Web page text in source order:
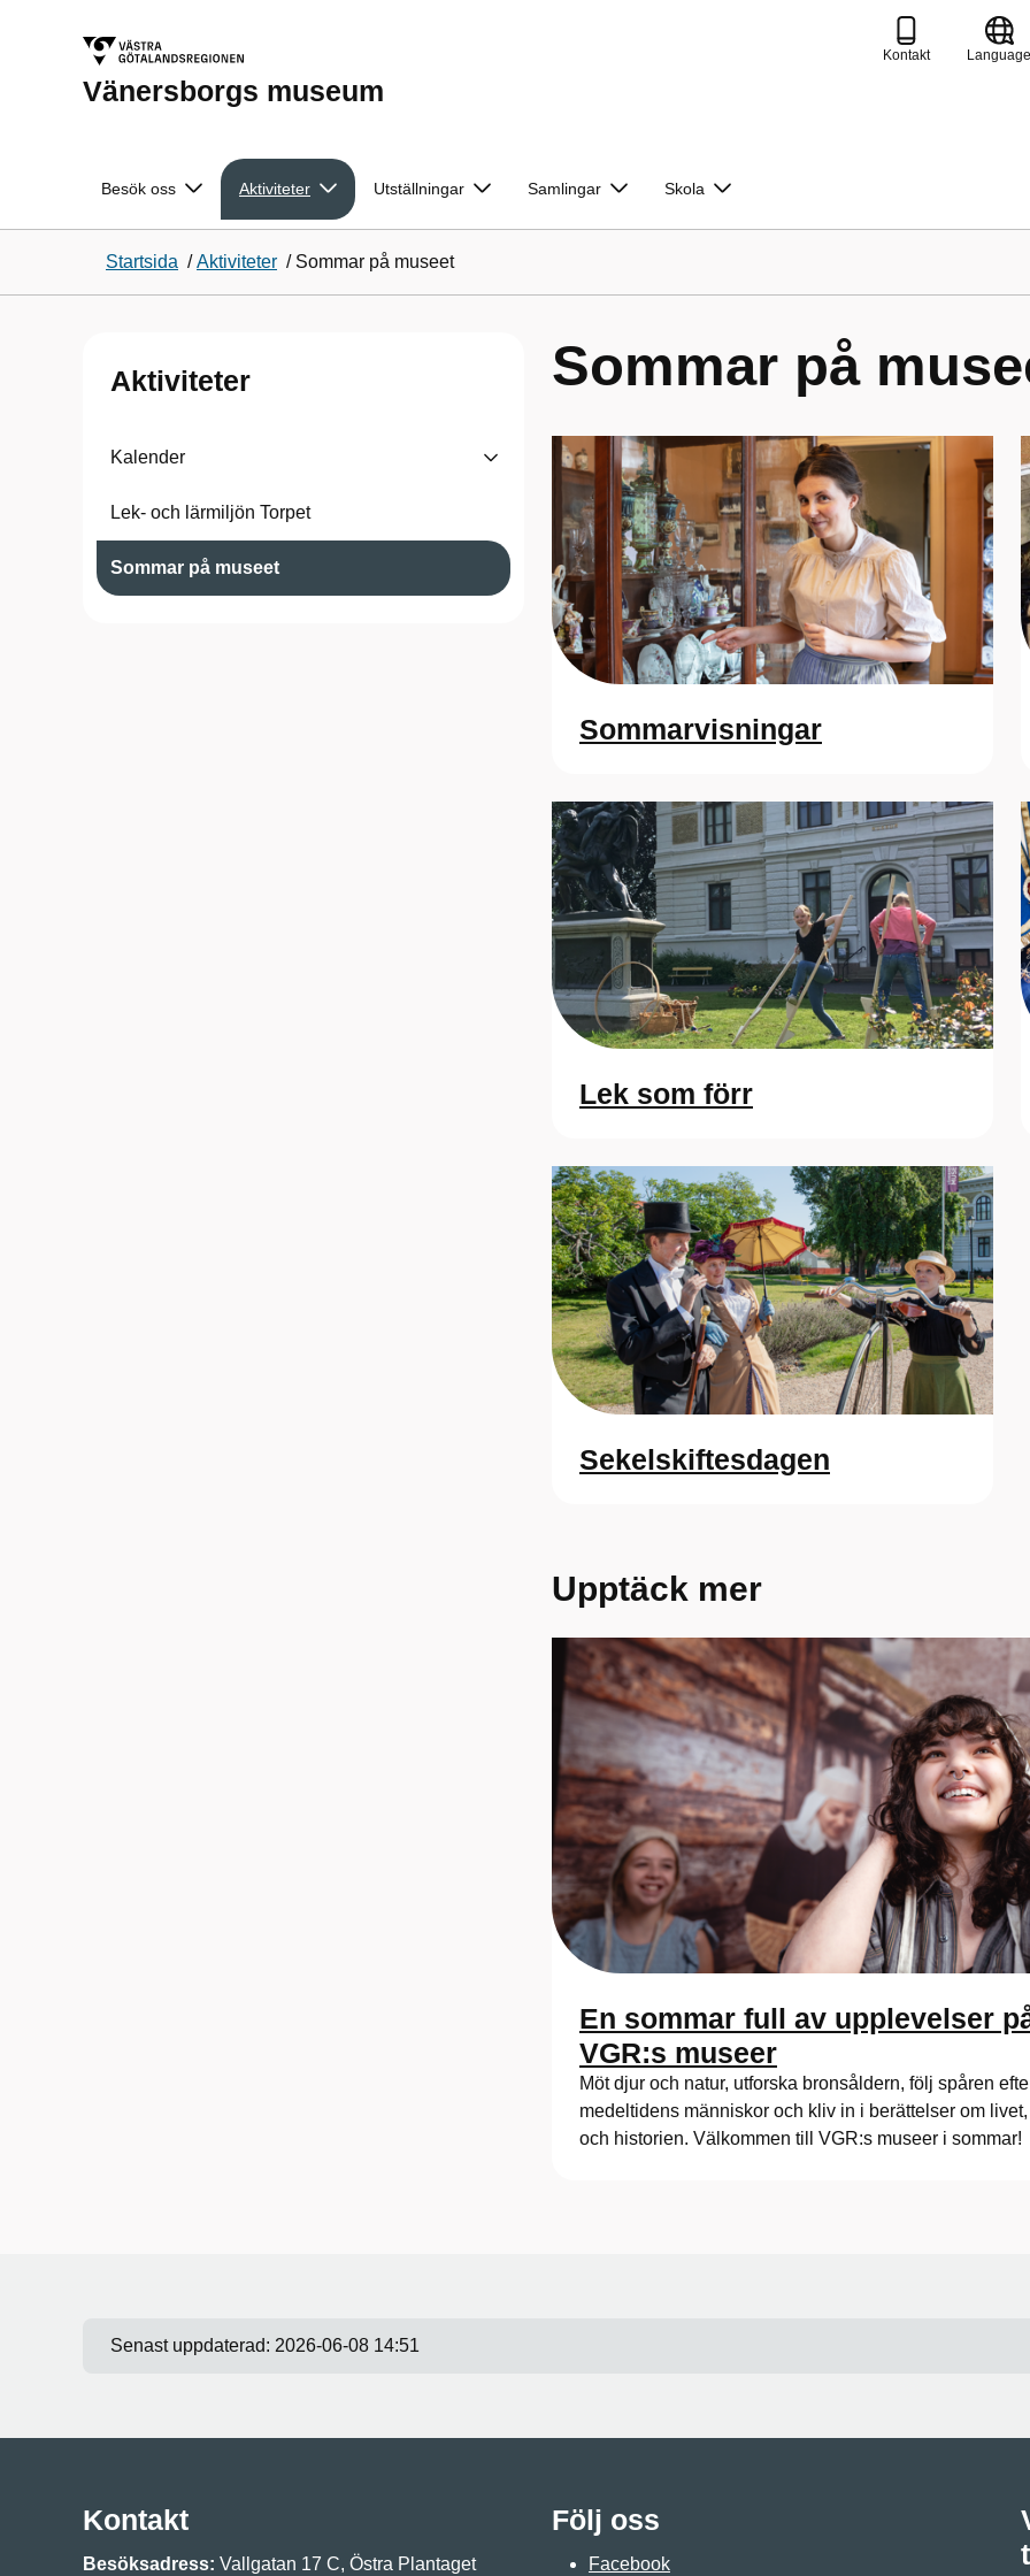
Vänersborgs museum
Kontakt Language
Besök oss Aktiviteter Utställningar Samlingar Skola
Startsida /Aktiviteter / Sommar på museet
Aktiviteter
Kalender
Lek- och lärmiljön Torpet
Sommar på museet
Sommar på
Sommarvisningar
Lek som förr
Sekelskiftesdagen
Upptäck mer
En sommar full av upplevelser
VGR:s museer
Möt djur och natur, utforska bronsåldern, följ spåren
medeltidens människor och kliv in i berättelser om
och historien. Välkommen till VGR:s museer i sommar!
Senast uppdaterad: 2026-06-08 14:51
Kontakt
Besöksadress: Vallgatan 17 C, Östra Plantaget
Följ oss
Facebook